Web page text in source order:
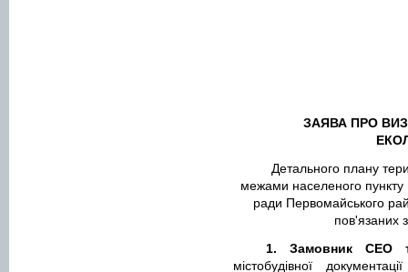
ЗАЯВА ПРО
Детального плану
межами населеного пункту
ради Первомайського
пов'язаних
1. Замовник СЕО
містобудівної